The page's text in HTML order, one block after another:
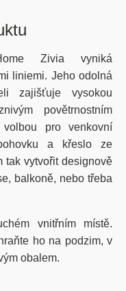
Zivia vyniká
liniemi. Jeho odolná
zajišťuje vysokou
povětrnostním
pro venkovní
a křeslo ze
tak vytvořit designově
balkoně, nebo třeba
vnitřním místě.
ho na podzim, v
obalem.